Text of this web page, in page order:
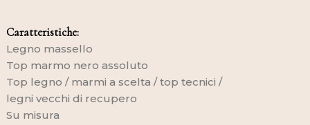
Caratteristiche:
Legno massello
Top marmo nero assoluto
Top legno / marmi a scelta / top tecnici /
legni vecchi di recupero
Su misura